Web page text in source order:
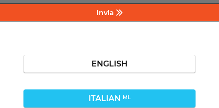
Invia
ENGLISH
ITALIAN ML